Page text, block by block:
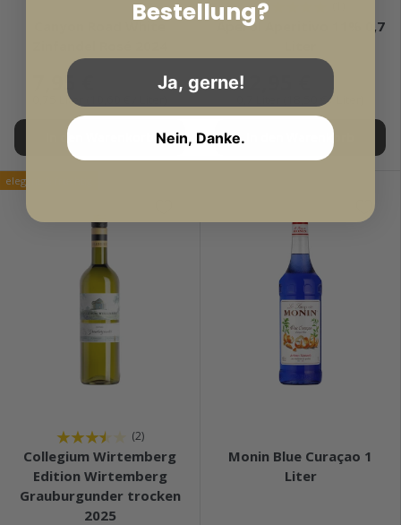
★★★★★
Canyon Road White
7,95 €
0,75 Liter (10,60 € / Liter)
In den Warenkorb
★★★★★
Aperol Aperitivo 11% 0,7
12,95 €
0,7 Liter (18,50 € / Liter)
In den Warenkorb
elegant & fruchtig
★★★★★ (2)
Collegium Wirtemberg
Edition Wirtemberg
Grauburgunder trocken
2025
Monin Blue Curaçao 1
Liter
Bestellung?
Ja, gerne!
Nein, Danke.